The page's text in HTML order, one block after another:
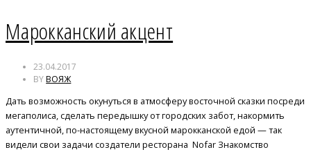
Марокканский акцент
23.04.2017
BYВОЯЖ
Дать возможность окунуться в атмосферу восточной сказки посреди
мегаполиса, сделать передышку от городских забот, накормить
аутентичной, по-настоящему вкусной марокканской едой — так
видели свои задачи создатели ресторана Nofar Знакомство